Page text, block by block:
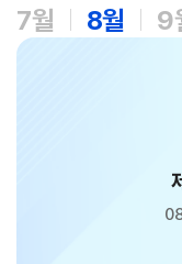
7월 8월 9